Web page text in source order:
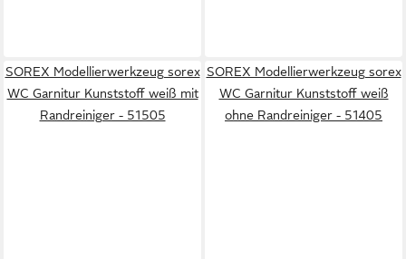
SOREX Modellierwerkzeug sorex
WC Garnitur Kunststoff weiß mit
Randreiniger - 51505
SOREX Modellierwerkzeug sorex
WC Garnitur Kunststoff weiß
ohne Randreiniger - 51405